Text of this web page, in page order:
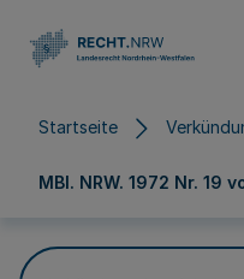
Startseite
MBl. NRW. 1972 Nr. 19